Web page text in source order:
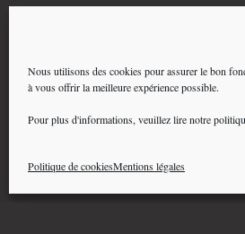
Nous utilisons des cookies pour assurer le bon
à vous offrir la meilleure expérience possible.
Pour plus d'informations, veuillez lire notre
Politique de cookiesMentions légales